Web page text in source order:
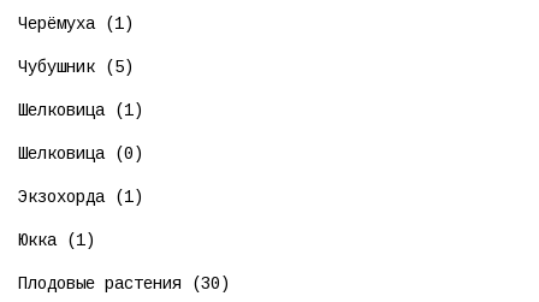
Черёмуха (1)
Чубушник (5)
Шелковица (1)
Шелковица (0)
Экзохорда (1)
Юкка (1)
Плодовые растения (30)